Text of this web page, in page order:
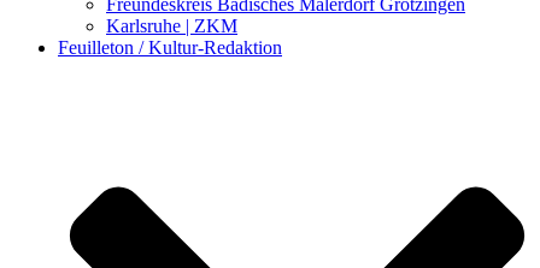
Karlsruhe | ZKM
Feuilleton / Kultur-Redaktion